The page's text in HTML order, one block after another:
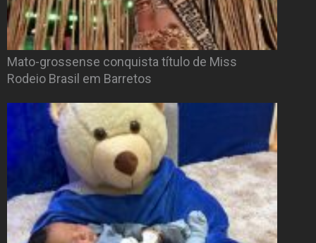
Mato-grossense conquista título de Miss
Rodeio Brasil em Barretos